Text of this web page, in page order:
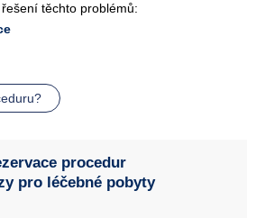
těchto problémů:
procedur
pro léčebné pobyty